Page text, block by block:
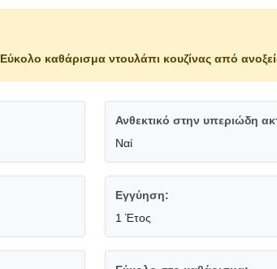
Εύκολο καθάρισμα ντουλάπι κουζίνας από
Ανθεκτικό στην υπεριώδη
Ναί
Εγγύηση:
1 Έτος